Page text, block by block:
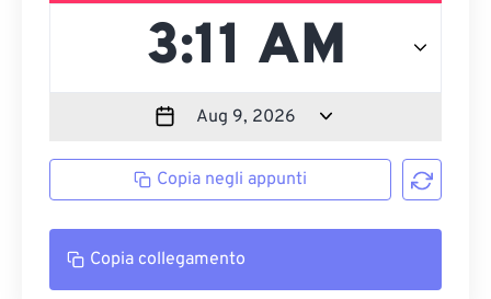
Copia negli appunti
Copia collegamento